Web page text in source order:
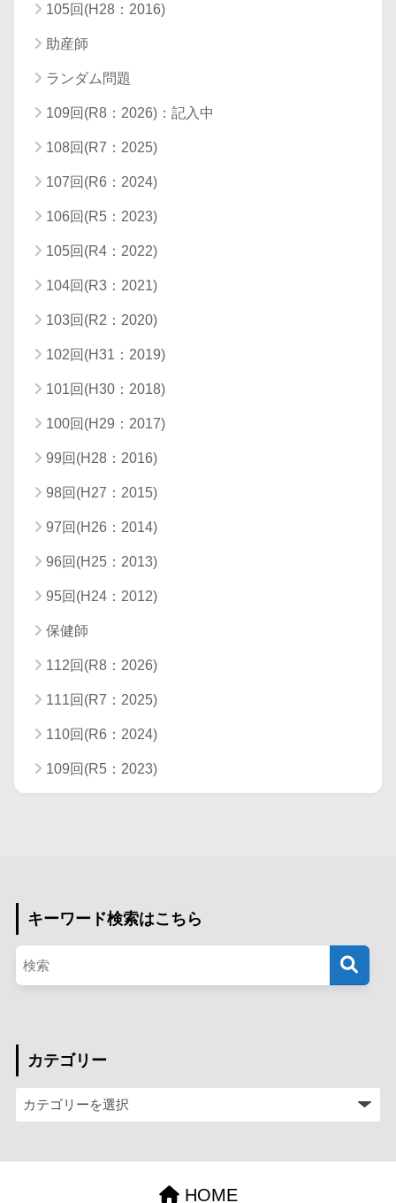
105回(H28：2016)
助産師
ランダム問題
109回(R8：2026)：記入中
108回(R7：2025)
107回(R6：2024)
106回(R5：2023)
105回(R4：2022)
104回(R3：2021)
103回(R2：2020)
102回(H31：2019)
101回(H30：2018)
100回(H29：2017)
99回(H28：2016)
98回(H27：2015)
97回(H26：2014)
96回(H25：2013)
95回(H24：2012)
保健師
112回(R8：2026)
111回(R7：2025)
110回(R6：2024)
109回(R5：2023)
キーワード検索はこちら
カテゴリー
HOME